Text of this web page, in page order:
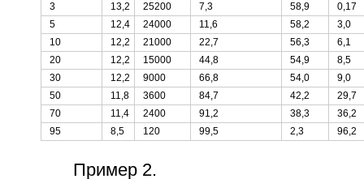
3
13,2 25200 7,3 58,9
0,17
5
12,4 24000 11,6 58,2
3,0
10
12,2 21000 22,7 56,3
6,1
20
12,2 15000 44,8 54,9
8,5
30
12,2 9000 66,8 54,0
9,0
50
11,8 3600 84,7 42,2
29,7
70
11,4 2400 91,2 38,3
36,2
95
8,5 120 99,5 2,3 96,2
Пример 2.